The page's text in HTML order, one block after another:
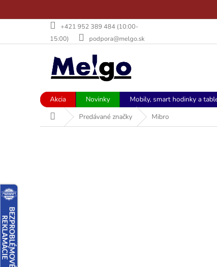
obsah
+421 952 389 484 (10:00-
15:00)
podpora@melgo.sk
Akcia Novinky Mobily, smart hodinky a
DomovPredávané značky Mibro